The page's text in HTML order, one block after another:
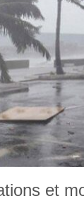
et